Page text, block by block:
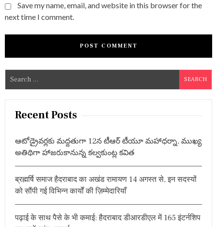
Save my name, email, and website in this browser for the
next time I comment.
e
a
Recent Posts
ఆటోడ్రైవర్లకు మద్దతుగా 12న టీఆర్ టీయూ మహాధర్నా, ముఖ్య
అతిథిగా హాజరుకానున్న కల్వకుంట్ల కవిత
ब्रह्मर्षि समाज हैदराबाद का अखंड रामायण 14 अगस्त से, इन सदस्यों
को सौंपी गई विभिन्न कार्यों की ज़िम्मेदारियाँ
पढ़ाई के साथ पैसे के भी कमाई: हैदराबाद डीआरडीएल में 165 इंटर्नशिप